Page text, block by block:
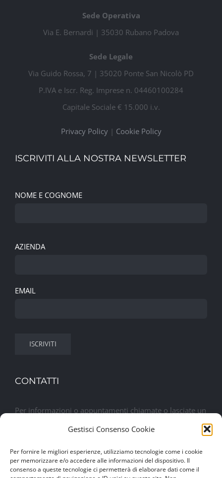
Gestisci Consenso Cookie
Per fornire le migliori esperienze, utilizziamo tecnologie come i cookie
per memorizzare e/o accedere alle informazioni del dispositivo. Il
consenso a queste tecnologie ci permetterà di elaborare dati come il
Sede Operativa
Via E. Bernardi | 35030 Rubano Padova
Sede Legale
Via Guido Rossa, 7 | 35020 Ponte San Nicolò PD
P.IVA e Iscr. Reg. Imprese n. 04460100284
Capitale Sociale € 15.000 i.v.
Privacy Policy| Cookie Policy
ISCRIVITI ALLA NOSTRA NEWSLETTER
NOME E COGNOME
AZIENDA
EMAIL
CONTATTI
Per informazioni o appuntamenti chiamate o lasciate un
messaggio. Sarete contattati al più presto
Lasciaci un messaggio